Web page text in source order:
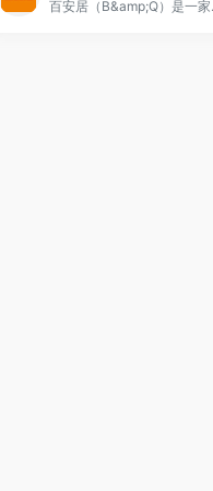
百安居（B&amp;Q）是一